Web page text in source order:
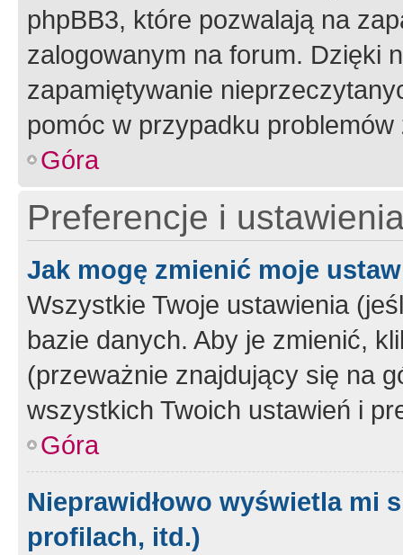
phpBB3, które pozwalają na
zalogowanym na forum. Dzięki
zapamiętywanie
pomóc w przypadku
Góra
Preferencje i
Jak mogę zmienić moje
Wszystkie Twoje ustawienia
bazie danych. Aby je zmienić,
(przeważnie znajdujący się na
wszystkich Twoich ustawień i
Góra
Nieprawidłowo wyświetla mi
profilach, itd.)